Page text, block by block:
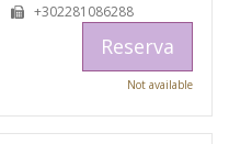
+302281086288
Reserva
Not available